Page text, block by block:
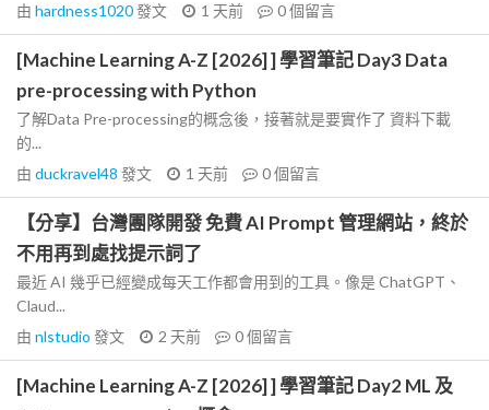
由 hardness1020發文 1 天前 0個留言
[Machine Learning A-Z [2026] ] 學習筆記 Day3 Data
pre-processing with Python
了解Data Pre-processing的概念後，接著就是要實作了 資料下載
的...
由 duckravel48 發文 1 天前 0個留言
【分享】台灣團隊開發 免費 AI Prompt 管理網站，終於
不用再到處找提示詞了
最近 AI 幾乎已經變成每天工作都會用到的工具。像是 ChatGPT、
Claud...
由 nlstudio 發文 2 天前 0個留言
[Machine Learning A-Z [2026] ] 學習筆記 Day2 ML 及